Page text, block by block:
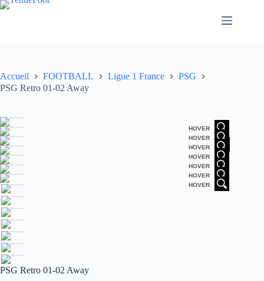
Passer
Accueil FOOTBALL Ligue 1 France
PSG
PSG Retro 01-02 Away
HOVER
HOVER
HOVER
HOVER
HOVER
HOVER
HOVER
PSG Retro 01-02 Away